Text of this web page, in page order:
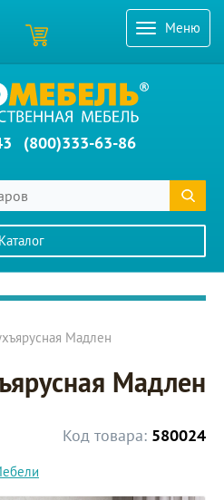
Меню
(800)333-63-86
Каталог
Мадлен
Мадлен
Код товара: 580024